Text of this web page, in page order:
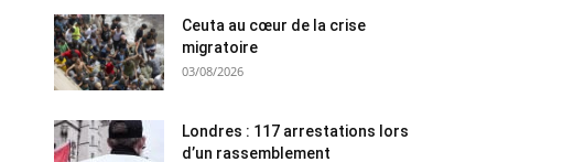
Ceuta au cœur de la crise
migratoire
03/08/2026
Londres : 117 arrestations lors
d’un rassemblement